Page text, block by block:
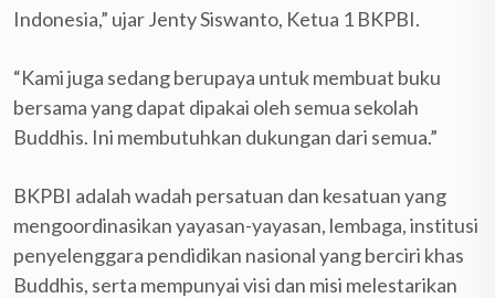
Indonesia,” ujar Jenty Siswanto, Ketua 1 BKPBI.
“Kami juga sedang berupaya untuk membuat buku
bersama yang dapat dipakai oleh semua sekolah
Buddhis. Ini membutuhkan dukungan dari semua.”
BKPBI adalah wadah persatuan dan kesatuan yang
mengoordinasikan yayasan-yayasan, lembaga, institusi
penyelenggara pendidikan nasional yang berciri khas
Buddhis, serta mempunyai visi dan misi melestarikan